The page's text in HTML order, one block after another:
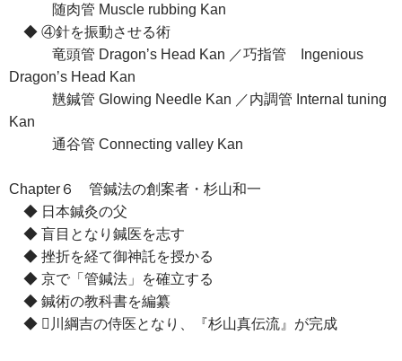
随肉管 Muscle rubbing Kan
◆ ④針を振動させる術
竜頭管 Dragonʼs Head Kan ／巧指管 Ingenious
Dragonʼs Head Kan
黋鍼管 Glowing Needle Kan ／内調管 Internal tuning
Kan
通谷管 Connecting valley Kan
Chapter６ 管鍼法の創案者・杉山和一
◆ 日本鍼灸の父
◆ 盲目となり鍼医を志す
◆ 挫折を経て御神託を授かる
◆ 京で「管鍼法」を確立する
◆ 鍼術の教科書を編纂
◆ 川綱吉の侍医となり、『杉山真伝流』が完成